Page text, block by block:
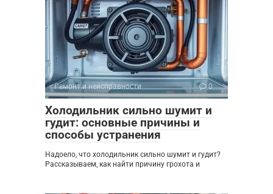
Ремонт и неисправности 0
Холодильник сильно шумит и
гудит: основные причины и
способы устранения
Надоело, что холодильник сильно шумит и гудит?
Рассказываем, как найти причину грохота и